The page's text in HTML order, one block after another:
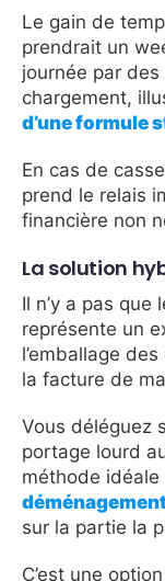
Le gain de
prendrait un
journée par
chargement,
d’une formule
En cas de
prend le relais
financière non
La solution
Il n’y a pas
représente un
l’emballage
la facture de
Vous déléguez
portage lourd
méthode idéale
sur la partie la
C’est une